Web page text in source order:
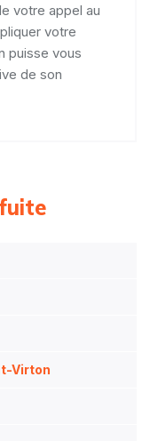
votre appel au
votre
puisse vous
de son
Virton